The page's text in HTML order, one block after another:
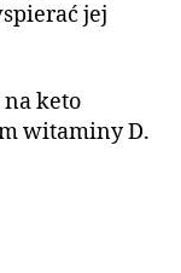
jej
na keto
witaminy D.